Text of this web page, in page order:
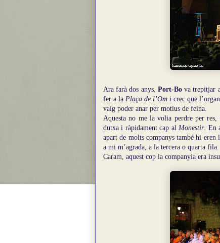
Ara farà dos anys, Port-Bova trepitjar
fer a la Plaça de l’Om i crec que
vaig poder anar per motius de feina.
Aquesta no me la volia perdre per
dutxa i ràpidament cap alMonestir. En
apart de molts companys també hi eren
a mi m’agrada, a la tercera o quarta fila.
Caram, aquest cop la companyia era